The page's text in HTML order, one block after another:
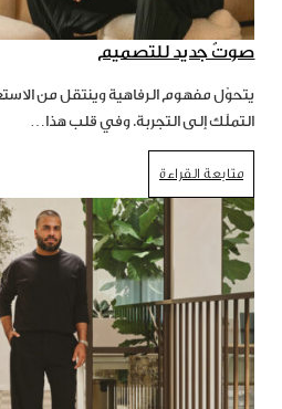
صوتٌ جديد للتصميم
يتحوّل مفهوم الرفاهية وينتقل من
التملّك إلى التجربة. وفي قلب هذا…
متابعة القراءة